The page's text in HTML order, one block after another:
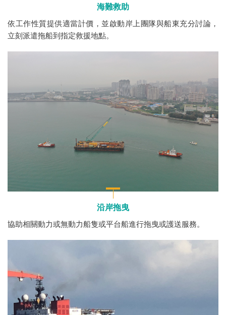
海難救助
依工作性質提供適當計價，並啟動岸上團隊與船東充分討論，
立刻派遣拖船到指定救援地點。
沿岸拖曳
協助相關動力或無動力船隻或平台船進行拖曳或護送服務。